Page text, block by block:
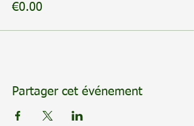
€0.00
Partager cet événement